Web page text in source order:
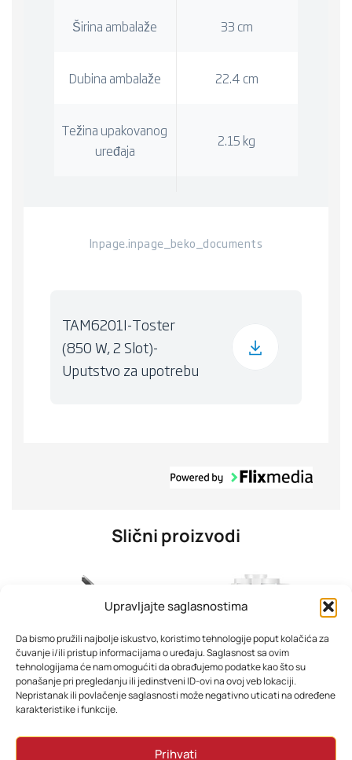
Upravljajte saglasnostima
Da bismo pružili najbolje iskustvo, koristimo tehnologije poput kolačića za
čuvanje i/ili pristup informacijama o uređaju. Saglasnost sa ovim
tehnologijama će nam omogućiti da obrađujemo podatke kao što su
ponašanje pri pregledanju ili jedinstveni ID-ovi na ovoj veb lokaciji.
Nepristanak ili povlačenje saglasnosti može negativno uticati na određene
karakteristike i funkcije.
Prihvati
Širina ambalaže 33 cm
Dubina ambalaže 22.4 cm
Težina upakovanog
uređaja
2.15 kg
Inpage.inpage_beko_documents
TAM6201I-Toster
(850 W, 2 Slot)-
Uputstvo za upotrebu
Slični proizvodi
Xiaomi Mi kuhalo za vodu stakleno BHR7423EU Xiaomi Mi Smart blender 1000W BHR5960EU